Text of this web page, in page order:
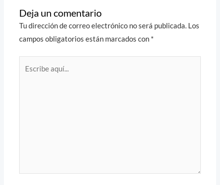
Deja un comentario
Tu dirección de correo electrónico no será publicada. Los
campos obligatorios están marcados con *